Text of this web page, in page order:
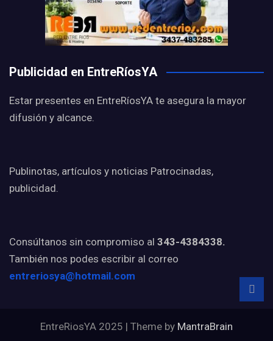
Publicidad en EntreRíosYA
Estar presentes en EntreRíosYA te asegura la mayor
difusión y alcance.
Publinotas, artículos y noticias Patrocinadas,
publicidad.
Consúltanos sin compromiso al 343-4384338.
También nos podes escribir al correo
entreriosya@hotmail.com
EntreRiosYA 2025 | Theme by MantraBrain